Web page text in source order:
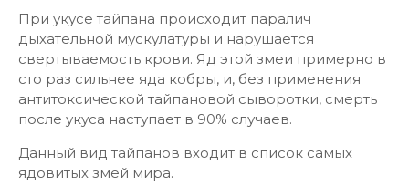
При укусе тайпана происходит паралич
дыхательной мускулатуры и нарушается
свертываемость крови. Яд этой змеи примерно в
сто раз сильнее яда кобры, и, без применения
антитоксической тайпановой сыворотки, смерть
после укуса наступает в 90% случаев.
Данный вид тайпанов входит в список самых
ядовитых змей мира.